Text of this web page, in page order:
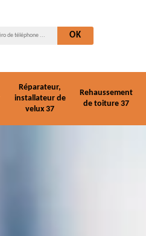
Réparateur,
installateur de
velux 37
Rehaussement
de toiture 37